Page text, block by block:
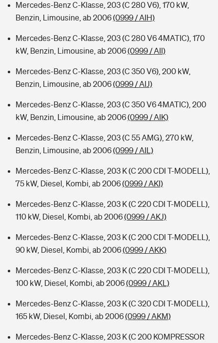
Mercedes-Benz C-Klasse, 203 (C 280 V6), 170 kW,
Benzin, Limousine, ab 2006(0999 / AIH)
Mercedes-Benz C-Klasse, 203 (C 280 V6 4MATIC), 170
kW, Benzin, Limousine, ab 2006(0999 / AII)
Mercedes-Benz C-Klasse, 203 (C 350 V6), 200 kW,
Benzin, Limousine, ab 2006(0999 / AIJ)
Mercedes-Benz C-Klasse, 203 (C 350 V6 4MATIC), 200
kW, Benzin, Limousine, ab 2006(0999 / AIK)
Mercedes-Benz C-Klasse, 203 (C 55 AMG), 270 kW,
Benzin, Limousine, ab 2006(0999 / AIL)
Mercedes-Benz C-Klasse, 203 K (C 200 CDI T-MODELL),
75 kW, Diesel, Kombi, ab 2006(0999 / AKI)
Mercedes-Benz C-Klasse, 203 K (C 220 CDI T-MODELL),
110 kW, Diesel, Kombi, ab 2006(0999 / AKJ)
Mercedes-Benz C-Klasse, 203 K (C 200 CDI T-MODELL),
90 kW, Diesel, Kombi, ab 2006(0999 / AKK)
Mercedes-Benz C-Klasse, 203 K (C 220 CDI T-MODELL),
100 kW, Diesel, Kombi, ab 2006(0999 / AKL)
Mercedes-Benz C-Klasse, 203 K (C 320 CDI T-MODELL),
165 kW, Diesel, Kombi, ab 2006(0999 / AKM)
Mercedes-Benz C-Klasse, 203 K (C 200 KOMPRESSOR